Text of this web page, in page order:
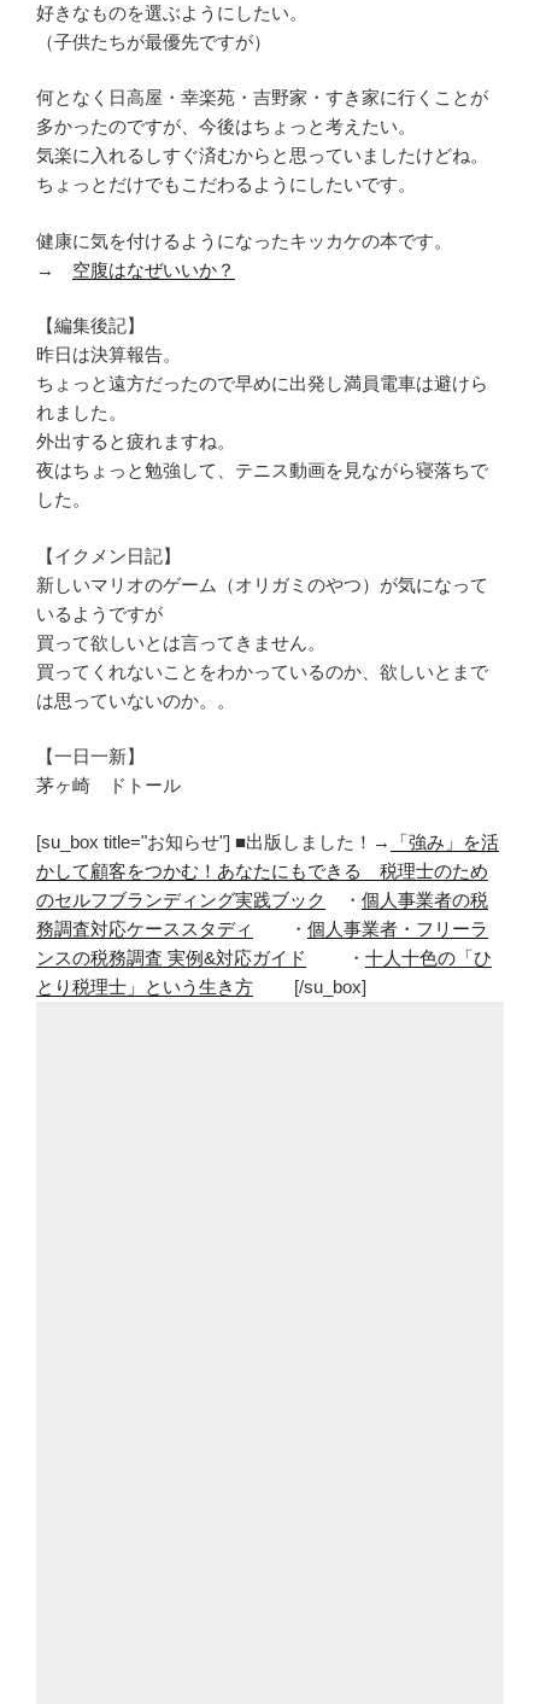
好きなものを選ぶようにしたい。
（子供たちが最優先ですが）
何となく日高屋・幸楽苑・吉野家・すき家に行くことが
多かったのですが、今後はちょっと考えたい。
気楽に入れるしすぐ済むからと思っていましたけどね。
ちょっとだけでもこだわるようにしたいです。
健康に気を付けるようになったキッカケの本です。
→ 空腹はなぜいいか？
【編集後記】
昨日は決算報告。
ちょっと遠方だったので早めに出発し満員電車は避けら
れました。
外出すると疲れますね。
夜はちょっと勉強して、テニス動画を見ながら寝落ちで
した。
【イクメン日記】
新しいマリオのゲーム（オリガミのやつ）が気になって
いるようですが
買って欲しいとは言ってきません。
買ってくれないことをわかっているのか、欲しいとまで
は思っていないのか。。
【一日一新】
茅ヶ崎 ドトール
[su_box title="お知らせ"] ■出版しました！→
「強み」を活
かして顧客をつかむ！あなたにもできる 税理士のため
のセルフブランディング実践ブック
・ 個人事業者の税
務調査対応ケーススタディ
・ 個人事業者・フリーラ
ンスの税務調査 実例&対応ガイド
・ 十人十色の「ひ
とり税理士」という生き方 [/su_box]